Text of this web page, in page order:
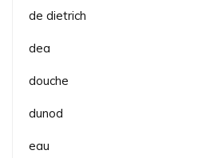
de dietrich
dea
douche
dunod
eau